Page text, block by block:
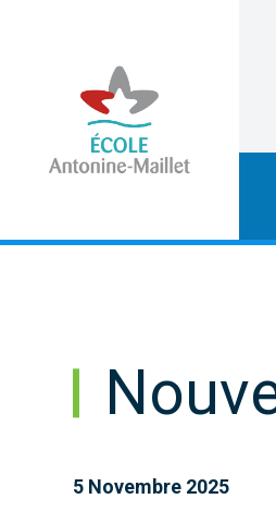
5 Novembre 2025